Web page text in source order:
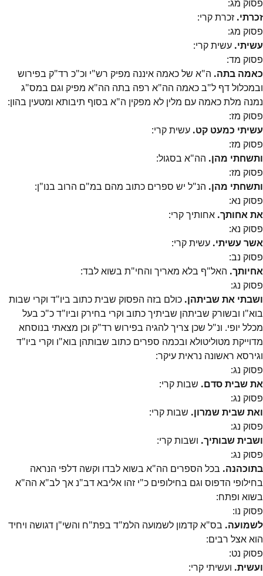
פסוק מג:
זכרתי. זכרת קרי:
פסוק מג:
עשיתי. עשית קרי:
פסוק מד:
כאמה בתה. ה"א של כאמה איננה מפיק רש"י וכ"כ רד"ק בפירוש
ובמכלול דף ל"ב כאמה הה"א רפה בתה הה"א מפיק וגם במס"ג
נמנה מלת כאמה עם מלין לא מפקין ה"א בסוף תיבותא ומטעין בהון:
פסוק מז:
עשיתי כמעט קט. עשית קרי:
פסוק מז:
ותשחתי מהן. הה"א בסגול:
פסוק מז:
ותשחתי מהן. הנ"ל יש ספרים כתוב מהם במ"ם הרוב בנו"ן:
פסוק נא:
את אחותך. אחותיך קרי:
פסוק נא:
אשר עשיתי. עשית קרי:
פסוק נב:
אחיותך. האל"ף בלא מאריך והחי"ת בשוא לבד:
פסוק נג:
ושבתי את שביתהן. כולם בזה הפסוק שבית כתוב ביו"ד וקרי שבות
בוא"ו ובשורק שביתהן שביתיך כתוב וקרי בחירק וביו"ד כ"כ בעל
מכלל יופי. ונ"ל שכן צריך להגיה בפירוש רד"ק וכן מצאתי בנוסחא
מדוייקת מטוליטולא ובכמה ספרים כתוב שבותהן בוא"ו וקרי ביו"ד
וגירסא ראשונה נראית עיקר:
פסוק נג:
את שבית סדם. שבות קרי:
פסוק נג:
ואת שבית שמרון. שבות קרי:
פסוק נג:
ושבית שבותיך. ושבות קרי:
פסוק נג:
בתוכהנה. בכל הספרים הה"א בשוא לבדו וקשה דלפי הנראה
בחילופי הדפוס וגם בחילופים כ"י זהו אליבא דב"נ אך לב"א הה"א
בשוא ופתח:
פסוק נו:
לשמועה. בס"א קדמון לשמועה הלמ"ד בפת"ח והשי"ן דגושה ויחיד
הוא אצל רבים:
פסוק נט:
ועשית. ועשיתי קרי: